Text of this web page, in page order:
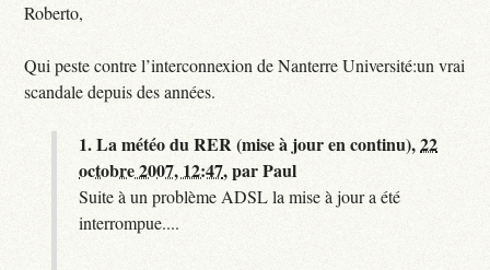
Roberto,
Qui peste contre l’interconnexion de Nanterre Université:un vrai
scandale depuis des années.
1.La météo du RER (mise à jour en continu),22
octobre 2007, 12:47,parPaul
Suite à un problème ADSL la mise à jour a été
interrompue....